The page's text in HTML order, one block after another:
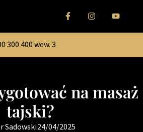
300 400 wew. 3
na masaż
tajski?
Sadowski24/04/2025